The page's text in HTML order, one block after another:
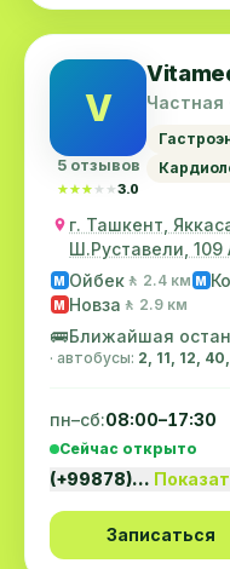
V
5 отзывов
★★★★★
★★★★★3.0
Частная
г. Ташкент,
Ш.Руставели, 109
M Ойбек 🚶 2.4 км M
M Новза 🚶 2.9 км
🚌Ближайшая
· автобусы: 2, 11, 12,
пн–сб:08:00–17:30
Сейчас открыто
(+99878)…
Записаться